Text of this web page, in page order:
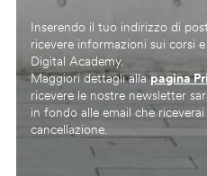
Inserendo il tuo indirizzo di
ricevere informazioni sui corsi
Digital Academy.
Maggiori dettagli allapagina
ricevere le nostre newsletter
in fondo alle email che
cancellazione.